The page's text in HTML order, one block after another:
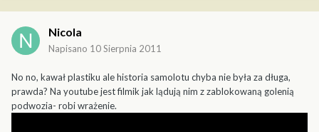
Nicola
Napisano 10 Sierpnia 2011
No no, kawał plastiku ale historia samolotu chyba nie była za długa,
prawda? Na youtube jest filmik jak lądują nim z zablokowaną golenią
podwozia- robi wrażenie.